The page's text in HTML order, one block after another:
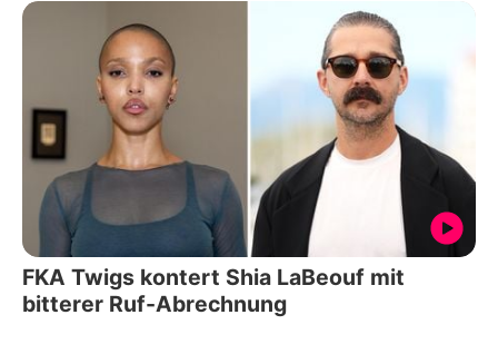
FKA Twigs kontert Shia LaBeouf mit
bitterer Ruf-Abrechnung